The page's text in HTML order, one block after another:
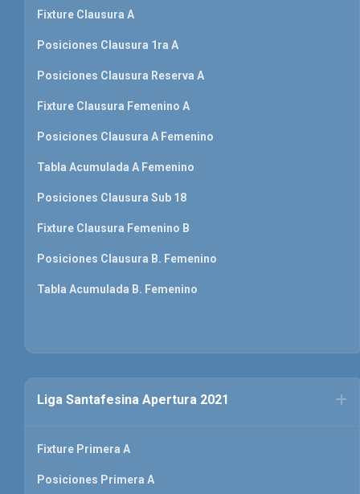
Fixture Clausura A
Posiciones Clausura 1ra A
Posiciones Clausura Reserva A
Fixture Clausura Femenino A
Posiciones Clausura A Femenino
Tabla Acumulada A Femenino
Posiciones Clausura Sub 18
Fixture Clausura Femenino B
Posiciones Clausura B. Femenino
Tabla Acumulada B. Femenino
Liga Santafesina Apertura 2021
Fixture Primera A
Posiciones Primera A